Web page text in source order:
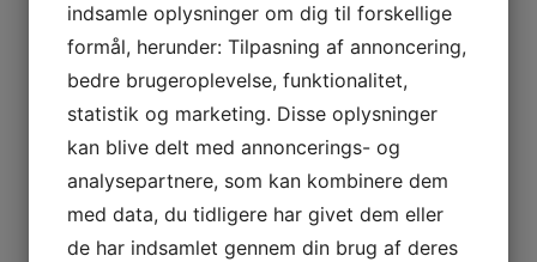
Asta træ | 30cm
219,95kr.
Hurtigt Overblik
Hurtigt Overblik
Julepynt
indsamle oplysninger om dig til forskellige
formål, herunder: Tilpasning af annoncering,
bedre brugeroplevelse, funktionalitet,
statistik og marketing. Disse oplysninger
kan blive delt med annoncerings- og
analysepartnere, som kan kombinere dem
med data, du tidligere har givet dem eller
de har indsamlet gennem din brug af deres